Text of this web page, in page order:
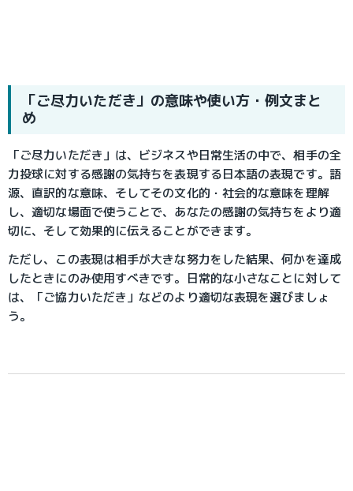
「ご尽力いただき」の意味や使い方・例文まと
め
「ご尽力いただき」は、ビジネスや日常生活の中で、相手の全
力投球に対する感謝の気持ちを表現する日本語の表現です。語
源、直訳的な意味、そしてその文化的・社会的な意味を理解
し、適切な場面で使うことで、あなたの感謝の気持ちをより適
切に、そして効果的に伝えることができます。
ただし、この表現は相手が大きな努力をした結果、何かを達成
したときにのみ使用すべきです。日常的な小さなことに対して
は、「ご協力いただき」などのより適切な表現を選びましょ
う。